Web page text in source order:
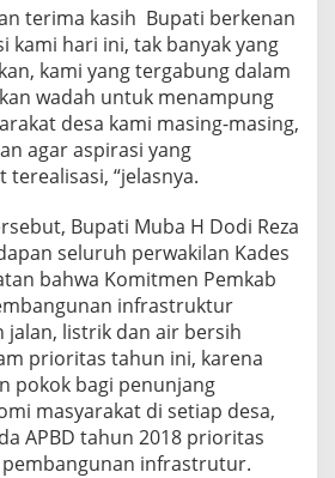
i
terima kasih Bupati berkenan
kami hari ini, tak banyak yang
kami yang tergabung dalam
wadah untuk menampung
desa kami masing-masing,
agar aspirasi yang
“jelasnya.
Bupati Muba H Dodi Reza
seluruh perwakilan Kades
bahwa Komitmen Pemkab
infrastruktur
jalan, listrik dan air bersih
prioritas tahun ini, karena
pokok bagi penunjang
masyarakat di setiap desa,
APBD tahun 2018 prioritas
infrastrutur.